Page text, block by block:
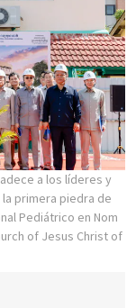
a los líderes y
primera piedra de
Pediátrico en Nom
of Jesus Christ of